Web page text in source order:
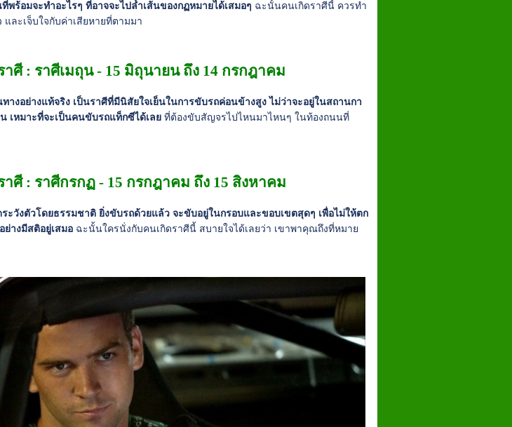
พร้อมจะทำอะไรๆ ที่อาจจะไปล้ำเส้นของกฏหมายได้เสมอๆ ฉะนั้นคนเกิดราศีนี้ ควรทำ
ละเจ็บใจกับค่าเสียหายที่ตามมา
ศี : ราศีเมถุน - 15 มิถุนายน ถึง 14 กรกฎาคม
ทางอย่างแท้จริง เป็นราศีที่มีนิสัยใจเย็นในการขับรถค่อนข้างสูง ไม่ว่าจะอยู่ในสถานกา
เหมาะที่จะเป็นคนขับรถแท็กซีได้เลย ที่ต้องขับสัญจรไปไหนมาไหนๆ ในท้องถนนที่
ศี : ราศีกรกฏ - 15 กรกฎาคม ถึง 15 สิงหาคม
ะวังตัวโดยธรรมชาติ ยิ่งขับรถด้วยแล้ว จะขับอยู่ในกรอบและขอบเขตสุดๆ เพื่อไม่ให้ตก
างมีสติอยู่เสมอ ฉะนั้นใครนั่งกับคนเกิดราศีนี้ สบายใจได้เลยว่า เขาพาคุณถึงที่หมาย